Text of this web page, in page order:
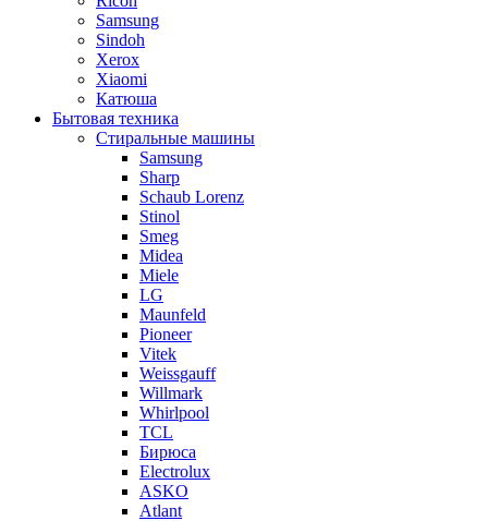
Samsung
Sindoh
Xerox
Xiaomi
Катюша
Бытовая техника
Стиральные машины
Samsung
Sharp
Schaub Lorenz
Stinol
Smeg
Midea
Miele
LG
Maunfeld
Pioneer
Vitek
Weissgauff
Willmark
Whirlpool
TCL
Бирюса
Electrolux
ASKO
Atlant